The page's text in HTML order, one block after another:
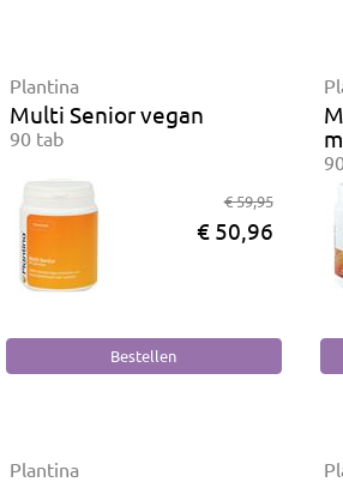
Plantina
Multi Senior vegan
90 tab
€ 59,95
€ 50,96
Plantina